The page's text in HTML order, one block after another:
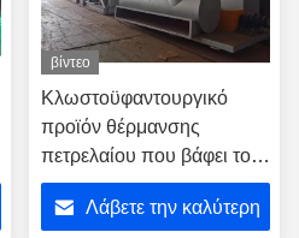
βίντεο
Κλωστοϋφαντουργικό
προϊόν θέρμανσης
πετρελαίου που βάφει τον
κοίλο στεγνωτήρα
κουπιών λάσπης
Λάβετε την καλύτερη